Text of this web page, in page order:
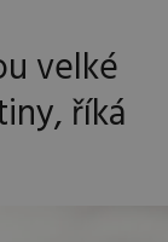
velké
říká